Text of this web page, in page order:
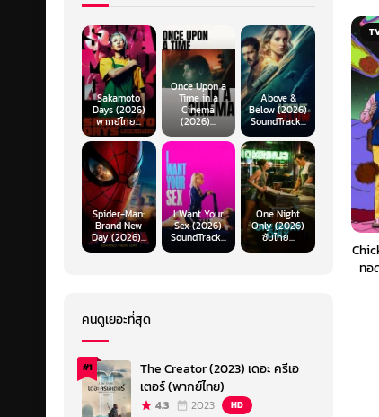
ทอ
Sakamoto
Days (2026)
พากย์ไทย...
Once Upon a
Time in a
Cinema
(2026)...
Above &
Below (2026)
SoundTrack...
Spider-Man:
Brand New
Day (2026)...
I Want Your
Sex (2026)
SoundTrack...
One Night
Only (2026)
ซับไทย...
คนดูเยอะที่สุด
#1
The Creator (2023) เดอะ ครีเอ
เตอร์ (พากย์ไทย)
4.3 2023 HD